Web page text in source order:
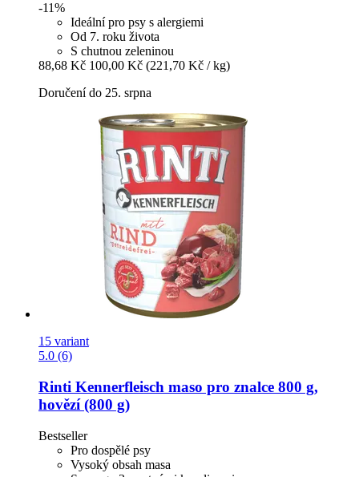
-11%
Ideální pro psy s alergiemi
Od 7. roku života
S chutnou zeleninou
88,68 Kč 100,00 Kč (221,70 Kč / kg)
Doručení do 25. srpna
15 variant
5.0 (6)
Rinti Kennerfleisch maso pro znalce 800 g,
hovězí (800 g)
Bestseller
Pro dospělé psy
Vysoký obsah masa